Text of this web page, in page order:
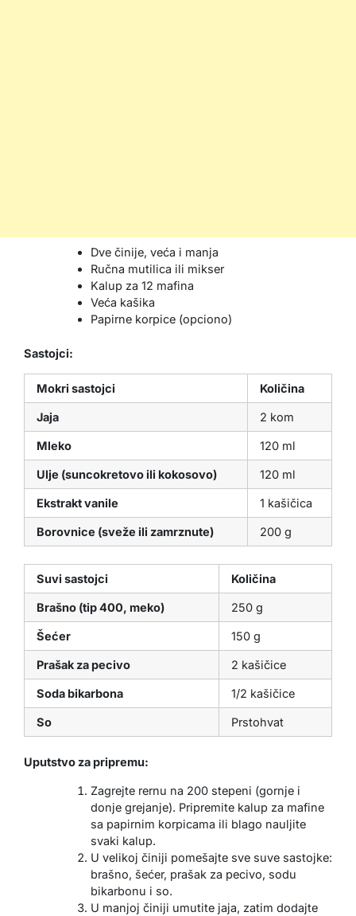
Dve činije, veća i manja
Ručna mutilica ili mikser
Kalup za 12 mafina
Veća kašika
Papirne korpice (opciono)
Sastojci:
Mokri sastojci Količina
Jaja 2 kom
Mleko 120 ml
Ulje (suncokretovo ili kokosovo) 120 ml
Ekstrakt vanile 1 kašičica
Borovnice (sveže ili zamrznute) 200 g
Suvi sastojci Količina
Brašno (tip 400, meko) 250 g
Šećer 150 g
Prašak za pecivo 2 kašičice
Soda bikarbona 1/2 kašičice
So Prstohvat
Uputstvo za pripremu:
Zagrejte rernu na 200 stepeni (gornje i
donje grejanje). Pripremite kalup za mafine
sa papirnim korpicama ili blago nauljite
svaki kalup.
U velikoj činiji pomešajte sve suve sastojke:
brašno, šećer, prašak za pecivo, sodu
bikarbonu i so.
U manjoj činiji umutite jaja, zatim dodajte